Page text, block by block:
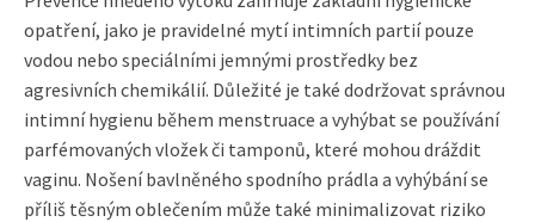
opatření, jako je pravidelné mytí intimních partií pouze
vodou nebo speciálními jemnými prostředky bez
agresivních chemikálií. Důležité je také dodržovat správnou
intimní hygienu během menstruace a vyhýbat se používání
parfémovaných vložek či tamponů, které mohou dráždit
vaginu. Nošení bavlněného spodního prádla a vyhýbání se
příliš těsným oblečením může také minimalizovat riziko